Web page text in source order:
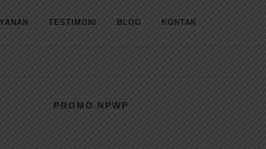
TESTIMONI BLOG KONTAK
PROMO NPWP